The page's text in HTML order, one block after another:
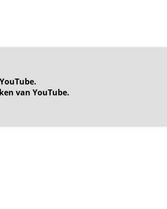
van YouTube.